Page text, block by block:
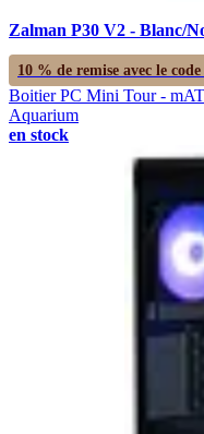
Zalman P30 V2 - Blanc/
10 % de remise avec le code
Boitier PC Mini Tour -
Aquarium
en stock